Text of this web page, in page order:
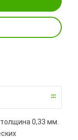
0,33 мм.